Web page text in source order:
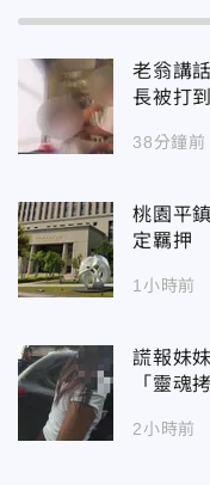
老翁講
長被打
38分鐘前
桃園平
定羈押
1小時前
謊報妹
「靈魂
2小時前